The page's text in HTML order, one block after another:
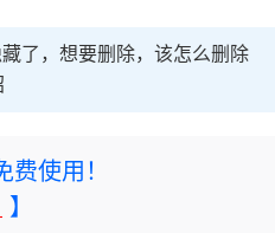
了，想要删除，该怎么删除
使用！
】